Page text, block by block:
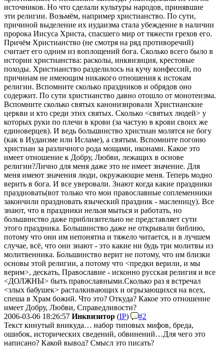
источников. Но что сделали культуры народов, принявшие
эти религии. Возьмём, например христианство. По сути,
причиной выделение их иудаизма стала убеждение в наличии
пророка Иисуса Христа, спасшего мир от тяжести грехов его.
Причём Христианство (не смотря на ряд противоречий)
считает его одним из воплощений бога. Сколько всего было в
истории христианства: расколы, инквизиция, крестовые
походы. Христианство разделилось на кучу конфессий, по
причинам не имеющим никакого отношения к истокам
религии. Вспомните сколько праздников и обрядов оно
содержит. По сути христианство давно отошло от монотеизма.
Вспомните сколько святых канонизировали Христианские
церкви и кто среди этих святых. Сколько <святых людей> у
которых руки по плечи в крови (за частую в крови своих же
единоверцев). И ведь большинство христиан молятся не богу
(как в Иудаизме или Исламе), а святым. Вспомните погоню
христиан за различного рода мощами, иконами. Какое это
имеет отношение к Добру, Любви, лежащих в основе
религии?Лично для меня даже это не имеет значение. Для
меня имеют значения люди, окружающие меня. Теперь модно
верить в бога. И все уверовали. Знают когда какие праздники
праздновать(вот только что мои православные соплеменники
закончили праздновать языческий праздник - масленицу). Все
знают, что в праздники нельзя мыться и работать, но
большинство даже приблизительно не представляет сути
этого праздника. Большинство даже не открывали библию,
потому что они им непонятна и тяжело читается, и в лучшем
случае, всё, что они знают - это какие ни будь три молитвы из
молитвенника. Большинство верит не потому, что им близки
основы этой религии, а потому что <предки верили, и мы
верим>, дескать, Православие - исконно русская религия и все
<ДОЛЖНЫ> быть православными.Сколько раз я встречал
<злых бабушек> расталкивающих и огрызающихся на всех,
спеша в Храм божий. Что это? Откуда? Какое это отношение
имеет Добру, Любви, Справедливости?
2006-03-06 18:26:57 Инквизитор (IP)
#2
Текст кинутый вникуда… набор типовых мифов, бреда,
ошибок, исторических сведений, обвинений…Для чего это
написано? Какой вывод? Смысл это писать?